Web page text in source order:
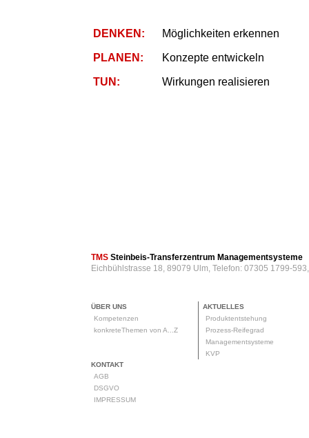
DENKEN: Möglichkeiten erkennen
PLANEN: Konzepte entwickeln
TUN: Wirkungen realisieren
TMS Steinbeis-Transferzentrum Managementsysteme
Eichbühlstrasse 18, 89079 Ulm, Telefon: 07305 1799-
ÜBER UNS
Kompetenzen
konkreteThemen von A...Z
AKTUELLES
Produktentstehung
Prozess-Reifegrad
Managementsysteme
KVP
KONTAKT
AGB
DSGVO
IMPRESSUM